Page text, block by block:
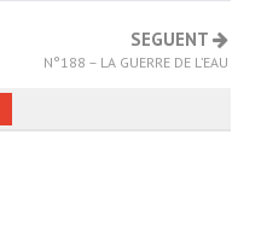
SEGUENT
N°188 – LA GUERRE DE L’EAU